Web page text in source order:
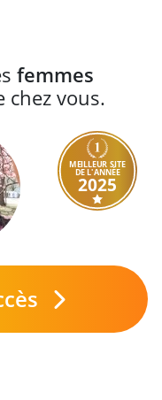
femmes
chez vous.
MEILLEUR SITE
DE L'ANNÉE
2025